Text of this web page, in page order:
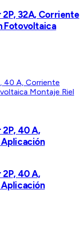
32A, Corriente
Fotovoltaica
40 A,
40 A,